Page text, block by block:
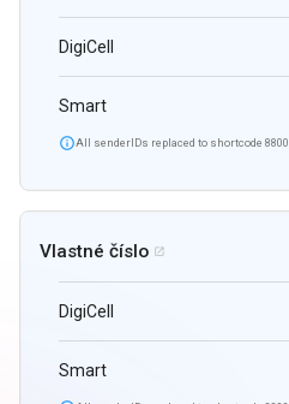
DigiCell
Smart
All senderIDs replaced to shortcode 8800
Vlastné číslo 
DigiCell
Smart